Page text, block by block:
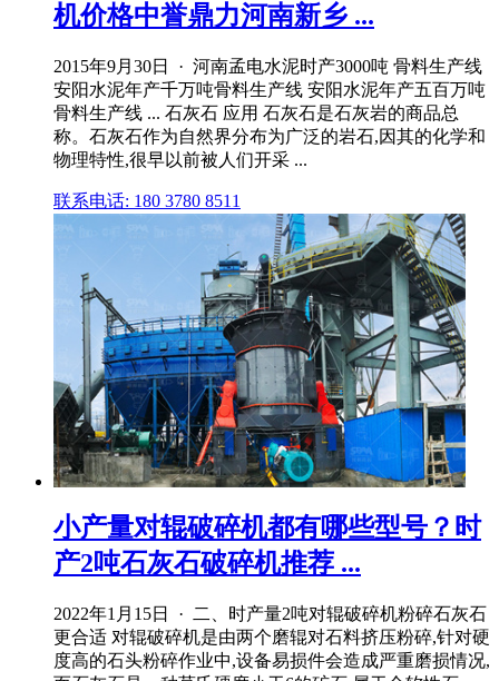
机价格中誉鼎力河南新乡 ...
2015年9月30日 · 河南孟电水泥时产3000吨 骨料生产线
安阳水泥年产千万吨骨料生产线 安阳水泥年产五百万吨
骨料生产线 ... 石灰石 应用 石灰石是石灰岩的商品总
称。石灰石作为自然界分布为广泛的岩石,因其的化学和
物理特性,很早以前被人们开采 ...
联系电话: 180 3780 8511
小产量对辊破碎机都有哪些型号？时
产2吨石灰石破碎机推荐 ...
2022年1月15日 · 二、时产量2吨对辊破碎机粉碎石灰石
更合适 对辊破碎机是由两个磨辊对石料挤压粉碎,针对硬
度高的石头粉碎作业中,设备易损件会造成严重磨损情况,